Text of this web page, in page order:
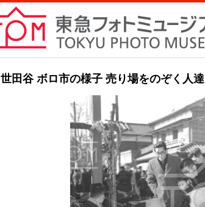
世田谷 ボロ市の様子 売り場をのぞく人達